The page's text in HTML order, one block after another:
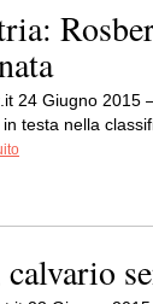
24 Giugno 2015
testa nella